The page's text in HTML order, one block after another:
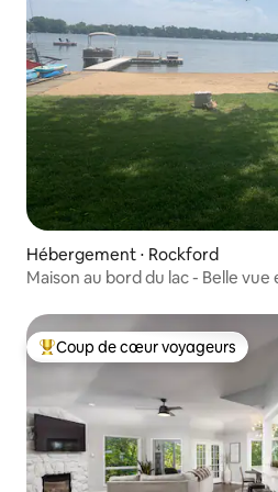
Hébergement ⋅ Rockford
Maison au bord du lac - Belle
Coups de cœur voyageurs les
Coup de cœur voyageurs